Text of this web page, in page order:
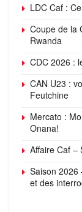
LDC Caf :
Coupe de la
Rwanda
CDC 2026 :
CAN U23 :
Feutchine
Mercato :
Onana!
Affaire Caf –
Saison 2026
et des